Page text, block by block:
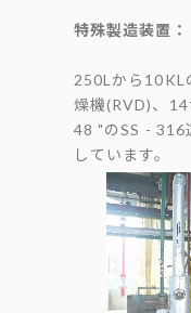
特殊製造装置：
250Lから10KL
燥機(RVD)、
48 "のSS - 316
しています。